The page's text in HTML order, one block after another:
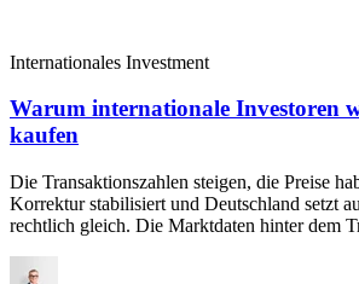
Internationales Investment
Warum internationale Investoren
kaufen
Die Transaktionszahlen steigen, die Preise
Korrektur stabilisiert und Deutschland setzt
rechtlich gleich. Die Marktdaten hinter dem